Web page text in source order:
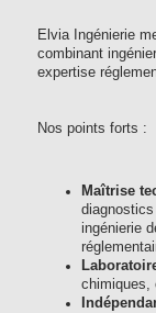
Elvia Ingénierie
combinant
expertise
Nos points forts :
Maîtrise
ingénierie
chimiques,